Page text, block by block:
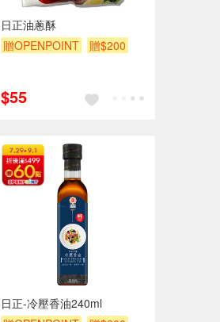
日正油蔥酥
贈OPENPOINT
贈$200
$55
日正-冷壓香油240ml